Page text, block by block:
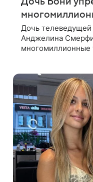
Дочь
Анджелина
многомиллионные